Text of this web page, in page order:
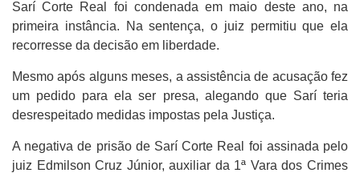
Sarí Corte Real foi condenada em maio deste ano, na
primeira instância. Na sentença, o juiz permitiu que ela
recorresse da decisão em liberdade.
Mesmo após alguns meses, a assistência de acusação fez
um pedido para ela ser presa, alegando que Sarí teria
desrespeitado medidas impostas pela Justiça.
A negativa de prisão de Sarí Corte Real foi assinada pelo
juiz Edmilson Cruz Júnior, auxiliar da 1ª Vara dos Crimes